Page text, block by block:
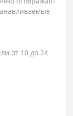
от 10 до 24